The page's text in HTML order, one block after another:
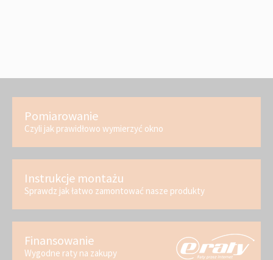
Pomiarowanie
Czyli jak prawidłowo wymierzyć okno
Instrukcje montażu
Sprawdz jak łatwo zamontować nasze produkty
Finansowanie
Wygodne raty na zakupy